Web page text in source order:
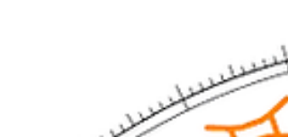
Gezegenler Bir kişinin finansal durumu ve
kazançları genellikle doğum harit